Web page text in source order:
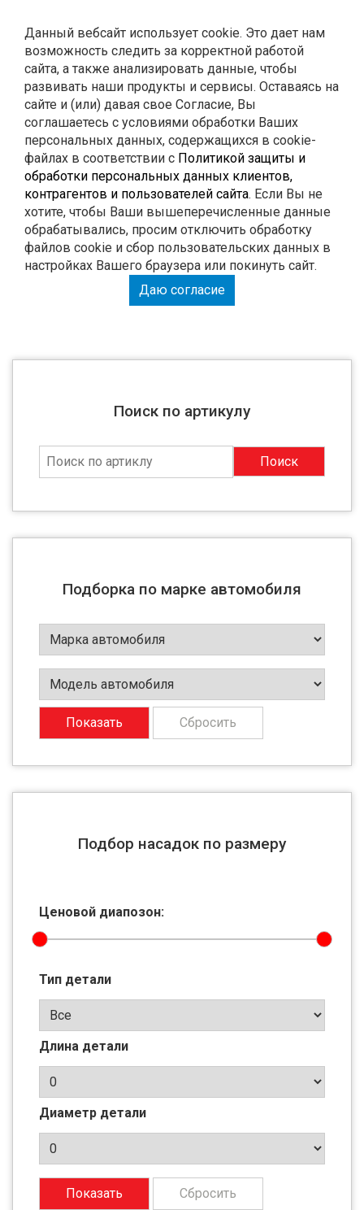
Данный вебсайт использует cookie. Это дает нам
возможность следить за корректной работой
сайта, а также анализировать данные, чтобы
развивать наши продукты и сервисы. Оставаясь на
сайте и (или) давая свое Согласие, Вы
соглашаетесь с условиями обработки Ваших
персональных данных, содержащихся в cookie-
файлах в соответствии с Политикой защиты и
обработки персональных данных клиентов,
контрагентов и пользователей сайта. Если Вы не
хотите, чтобы Ваши вышеперечисленные данные
обрабатывались, просим отключить обработку
файлов cookie и сбор пользовательских данных в
настройках Вашего браузера или покинуть сайт.
Даю согласие
Корзина
0
ГЛУШИТЕЛИ
РЕМОНТ
тюнинг
РАСПЕЧАТАЙ КУПОН И ПОЛУЧИ СКИДКУ НА
РАБОТУ 15%
Поиск по артикулу
Поиск
Подборка по марке автомобиля
Подбор насадок по размеру
Ценовой диапозон:
Тип детали
Длина детали
Диаметр детали